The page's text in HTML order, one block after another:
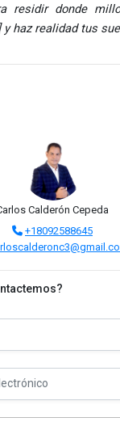
residir donde
y haz realidad tus
Calderón Cepeda
+18092588645